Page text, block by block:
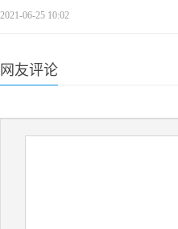
2021-06-25 10:02
网友评论